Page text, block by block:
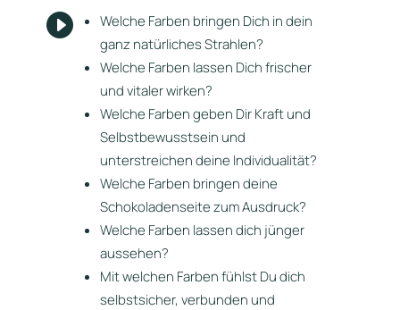

Welche Farben bringen Dich in dein
ganz natürliches Strahlen?
Welche Farben lassen Dich frischer
und vitaler wirken?
Welche Farben geben Dir Kraft und
Selbstbewusstsein und
unterstreichen deine Individualität?
Welche Farben bringen deine
Schokoladenseite zum Ausdruck?
Welche Farben lassen dich jünger
aussehen?
Mit welchen Farben fühlst Du dich
selbstsicher, verbunden und